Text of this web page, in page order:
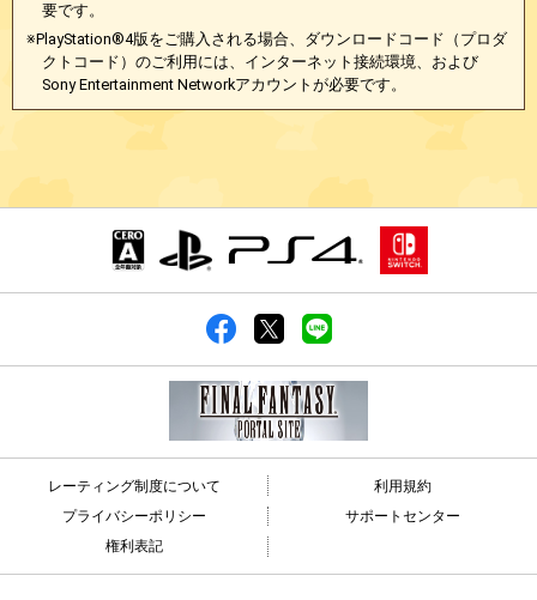
要です。
※PlayStation®4版をご購入される場合、ダウンロードコード（プロダ
クトコード）のご利用には、インターネット接続環境、および
Sony Entertainment Networkアカウントが必要です。
レーティング制度について
利用規約
プライバシーポリシー
サポートセンター
権利表記